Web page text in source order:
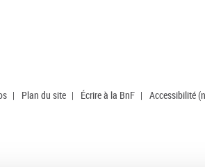
| Plan du site | Écrire à la BnF | Accessibilité